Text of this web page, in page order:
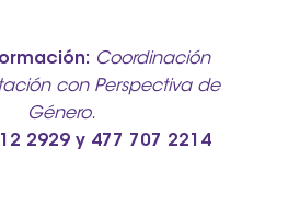
Coordinación
con Perspectiva de
Género.
2929 y 477 707 2214